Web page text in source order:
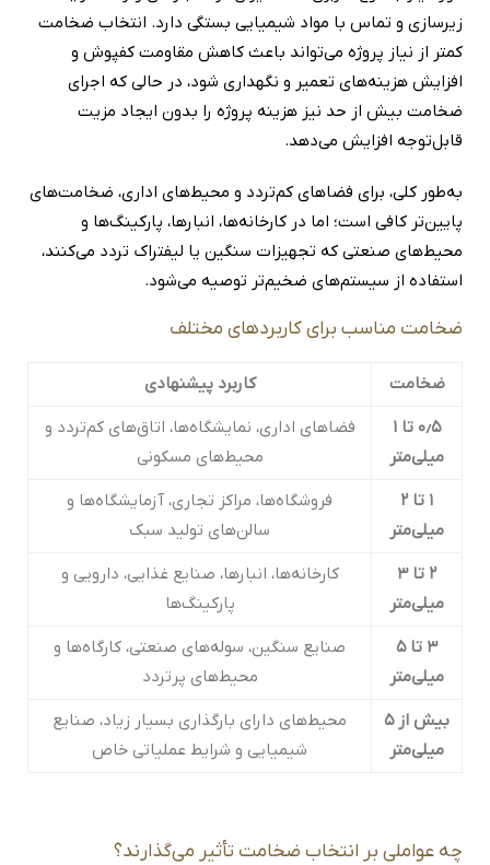
زیرسازی و تماس با مواد شیمیایی بستگی دارد. انتخاب ضخامت
کمتر از نیاز پروژه می‌تواند باعث کاهش مقاومت کفپوش و
افزایش هزینه‌های تعمیر و نگهداری شود، در حالی که اجرای
ضخامت بیش از حد نیز هزینه پروژه را بدون ایجاد مزیت
قابل‌توجه افزایش می‌دهد.
به‌طور کلی، برای فضاهای کم‌تردد و محیط‌های اداری، ضخامت‌های
پایین‌تر کافی است؛ اما در کارخانه‌ها، انبارها، پارکینگ‌ها و
محیط‌های صنعتی که تجهیزات سنگین یا لیفتراک تردد می‌کنند،
استفاده از سیستم‌های ضخیم‌تر توصیه می‌شود.
ضخامت مناسب برای کاربردهای مختلف
ضخامت
کاربرد پیشنهادی
۰٫۵ تا ۱
میلی‌متر
فضاهای اداری، نمایشگاه‌ها، اتاق‌های کم‌تردد و
محیط‌های مسکونی
۱ تا ۲
میلی‌متر
فروشگاه‌ها، مراکز تجاری، آزمایشگاه‌ها و
سالن‌های تولید سبک
۲ تا ۳
میلی‌متر
کارخانه‌ها، انبارها، صنایع غذایی، دارویی و
پارکینگ‌ها
۳ تا ۵
میلی‌متر
صنایع سنگین، سوله‌های صنعتی، کارگاه‌ها و
محیط‌های پرتردد
بیش از ۵
میلی‌متر
محیط‌های دارای بارگذاری بسیار زیاد، صنایع
شیمیایی و شرایط عملیاتی خاص
چه عواملی بر انتخاب ضخامت تأثیر می‌گذارند؟